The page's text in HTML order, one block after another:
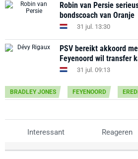
Robin van Persie
bondscoach van Oranje
31 jul. 13:30
PSV bereikt akkoord
Feyenoord wil transfer
31 jul. 09:13
BRADLEY JONES FEYENOORD
Interessant Reageren